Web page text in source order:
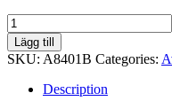
BenchBin™
Benchtop
Biohazard
Bin
quantity
Lägg till
SKU: A8401B Categories:
Description